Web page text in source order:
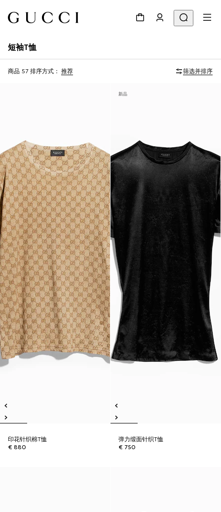
短袖T恤
商品 57 排序方式： 推荐 筛选并排序
印花针织棉T恤
€ 880
新品
弹力缎面针织T恤
€ 750